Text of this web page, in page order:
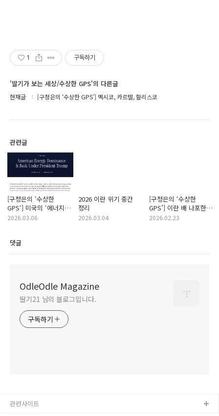
1 구독하기
'딸기가 보는 세상/수상한 GPS'의 다른글
현재글 [구정은의 ‘수상한 GPS’] 멕시코, 카르텔, 할리스코
관련글
[구정은의 ‘수상한
GPS‘] 미국의 ‘에너지
지배‘와 이란,
2026.03.06
2026 이란 위기 중간
정리
2026.03.04
[구정은의 ‘수상한
GPS’] 이란 배 나포한
인도
2026.02.23
댓글
OdleOdle Magazine
딸기21 님의 블로그입니다.
구독하기
관련사이트